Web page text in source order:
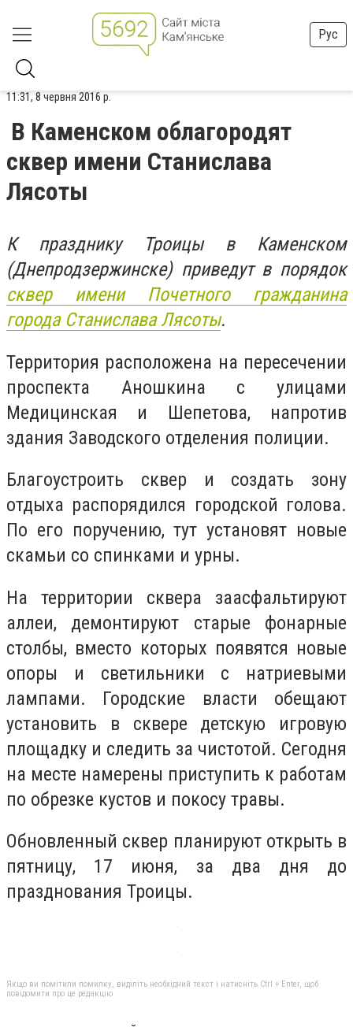
Рус
11:31, 8 червня 2016 р.
В Каменском облагородят
сквер имени Станислава
Лясоты
К празднику Троицы в Каменском
(Днепродзержинске) приведут в порядок
сквер имени Почетного гражданина
города Станислава Лясоты.
Территория расположена на пересечении
проспекта Аношкина с улицами
Медицинская и Шепетова, напротив
здания Заводского отделения полиции.
Благоустроить сквер и создать зону
отдыха распорядился городской голова.
По его поручению, тут установят новые
скамьи со спинками и урны.
На территории сквера заасфальтируют
аллеи, демонтируют старые фонарные
столбы, вместо которых появятся новые
опоры и светильники с натриевыми
лампами. Городские власти обещают
установить в сквере детскую игровую
площадку и следить за чистотой. Сегодня
на месте намерены приступить к работам
по обрезке кустов и покосу травы.
Обновленный сквер планируют открыть в
пятницу, 17 июня, за два дня до
празднования Троицы.
Якщо ви помітили помилку, виділіть необхідний текст і натисніть Ctrl + Enter, щоб
повідомити про це редакцію